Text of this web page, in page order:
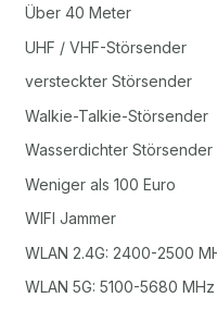
Über 40 Meter
UHF / VHF-Störsender
versteckter Störsender
Walkie-Talkie-Störsender
Wasserdichter Störsender
Weniger als 100 Euro
WIFI Jammer
WLAN 2.4G: 2400-2500
WLAN 5G: 5100-5680